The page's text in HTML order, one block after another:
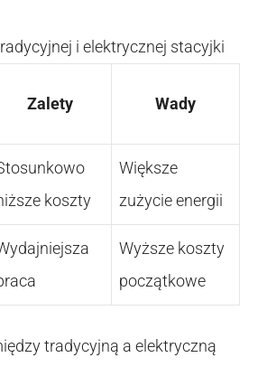
i elektrycznej stacyjki
Zalety Wady
koszty
Większe
zużycie energii
Wyższe koszty
początkowe
tradycyjną a elektryczną